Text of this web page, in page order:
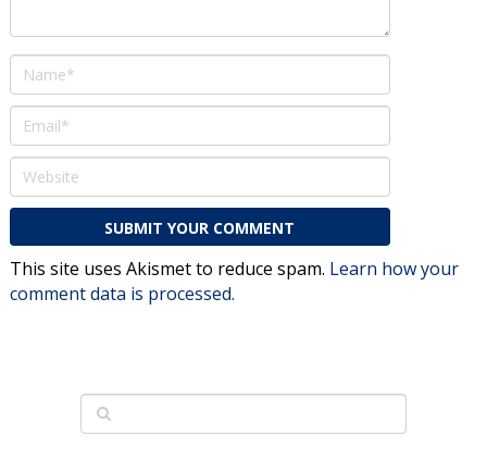
This site uses Akismet to reduce spam. Learn how your
comment data is processed.